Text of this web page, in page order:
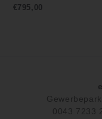
€ 795,00
0043 7233